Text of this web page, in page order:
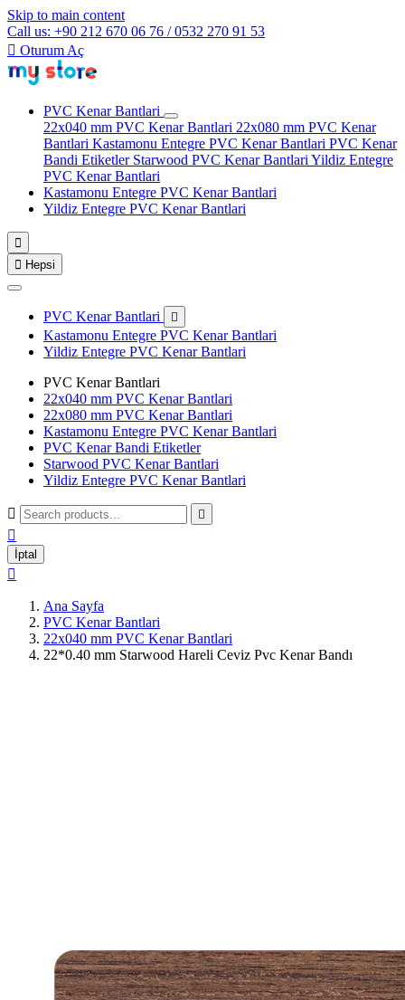
Skip to main content
Call us: +90 212 670 06 76 / 0532 270 91 53
 Oturum Aç
PVC Kenar Bantlari
22x040 mm PVC Kenar Bantlari 22x080 mm PVC Kenar
Bantlari Kastamonu Entegre PVC Kenar Bantlari PVC Kenar
Bandi Etiketler Starwood PVC Kenar Bantlari Yildiz Entegre
PVC Kenar Bantlari
Kastamonu Entegre PVC Kenar Bantlari
Yildiz Entegre PVC Kenar Bantlari

 Hepsi
PVC Kenar Bantlari 
Kastamonu Entegre PVC Kenar Bantlari
Yildiz Entegre PVC Kenar Bantlari
PVC Kenar Bantlari
22x040 mm PVC Kenar Bantlari
22x080 mm PVC Kenar Bantlari
Kastamonu Entegre PVC Kenar Bantlari
PVC Kenar Bandi Etiketler
Starwood PVC Kenar Bantlari
Yildiz Entegre PVC Kenar Bantlari
 

İptal

Ana Sayfa
PVC Kenar Bantlari
22x040 mm PVC Kenar Bantlari
22*0.40 mm Starwood Hareli Ceviz Pvc Kenar Bandı